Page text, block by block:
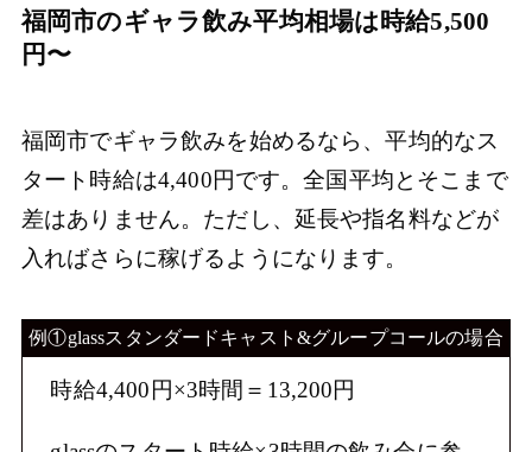
福岡市のギャラ飲み平均相場は時給5,500
円〜
福岡市でギャラ飲みを始めるなら、平均的なス
タート時給は4,400円です。全国平均とそこまで
差はありません。ただし、延長や指名料などが
入ればさらに稼げるようになります。
例①glassスタンダードキャスト&グループコールの場合
時給4,400円×3時間＝13,200円